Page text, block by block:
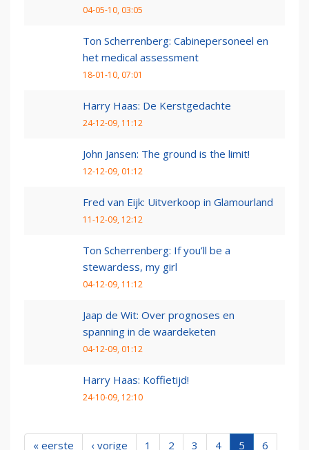
04-05-10, 03:05
Ton Scherrenberg: Cabinepersoneel en
het medical assessment
18-01-10, 07:01
Harry Haas: De Kerstgedachte
24-12-09, 11:12
John Jansen: The ground is the limit!
12-12-09, 01:12
Fred van Eijk: Uitverkoop in Glamourland
11-12-09, 12:12
Ton Scherrenberg: If you’ll be a
stewardess, my girl
04-12-09, 11:12
Jaap de Wit: Over prognoses en
spanning in de waardeketen
04-12-09, 01:12
Harry Haas: Koffietijd!
24-10-09, 12:10
« eerste ‹ vorige 1 2 3 4 5
6